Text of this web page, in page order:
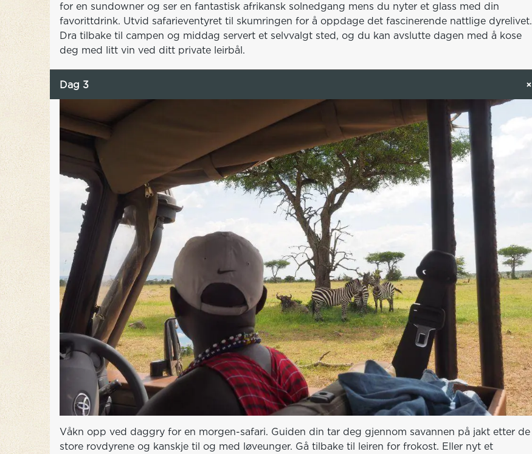
for en sundowner og ser en fantastisk afrikansk solnedgang mens du nyter et glass med din
favorittdrink. Utvid safarieventyret til skumringen for å oppdage det fascinerende nattlige dyrelivet.
Dra tilbake til campen og middag servert et selvvalgt sted, og du kan avslutte dagen med å kose
deg med litt vin ved ditt private leirbål.
Dag 3
Våkn opp ved daggry for en morgen-safari. Guiden din tar deg gjennom savannen på jakt etter de
store rovdyrene og kanskje til og med løveunger. Gå tilbake til leiren for frokost. Eller nyt et